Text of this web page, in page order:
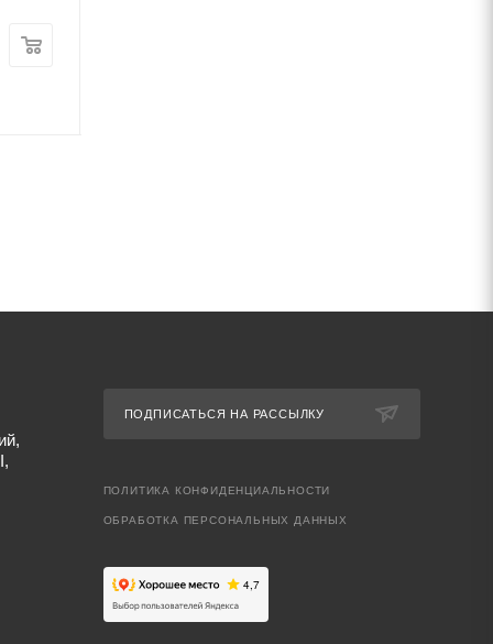
ПОДПИСАТЬСЯ НА РАССЫЛКУ
ПОЛИТИКА КОНФИДЕНЦИАЛЬНОСТИ
ОБРАБОТКА ПЕРСОНАЛЬНЫХ ДАННЫХ